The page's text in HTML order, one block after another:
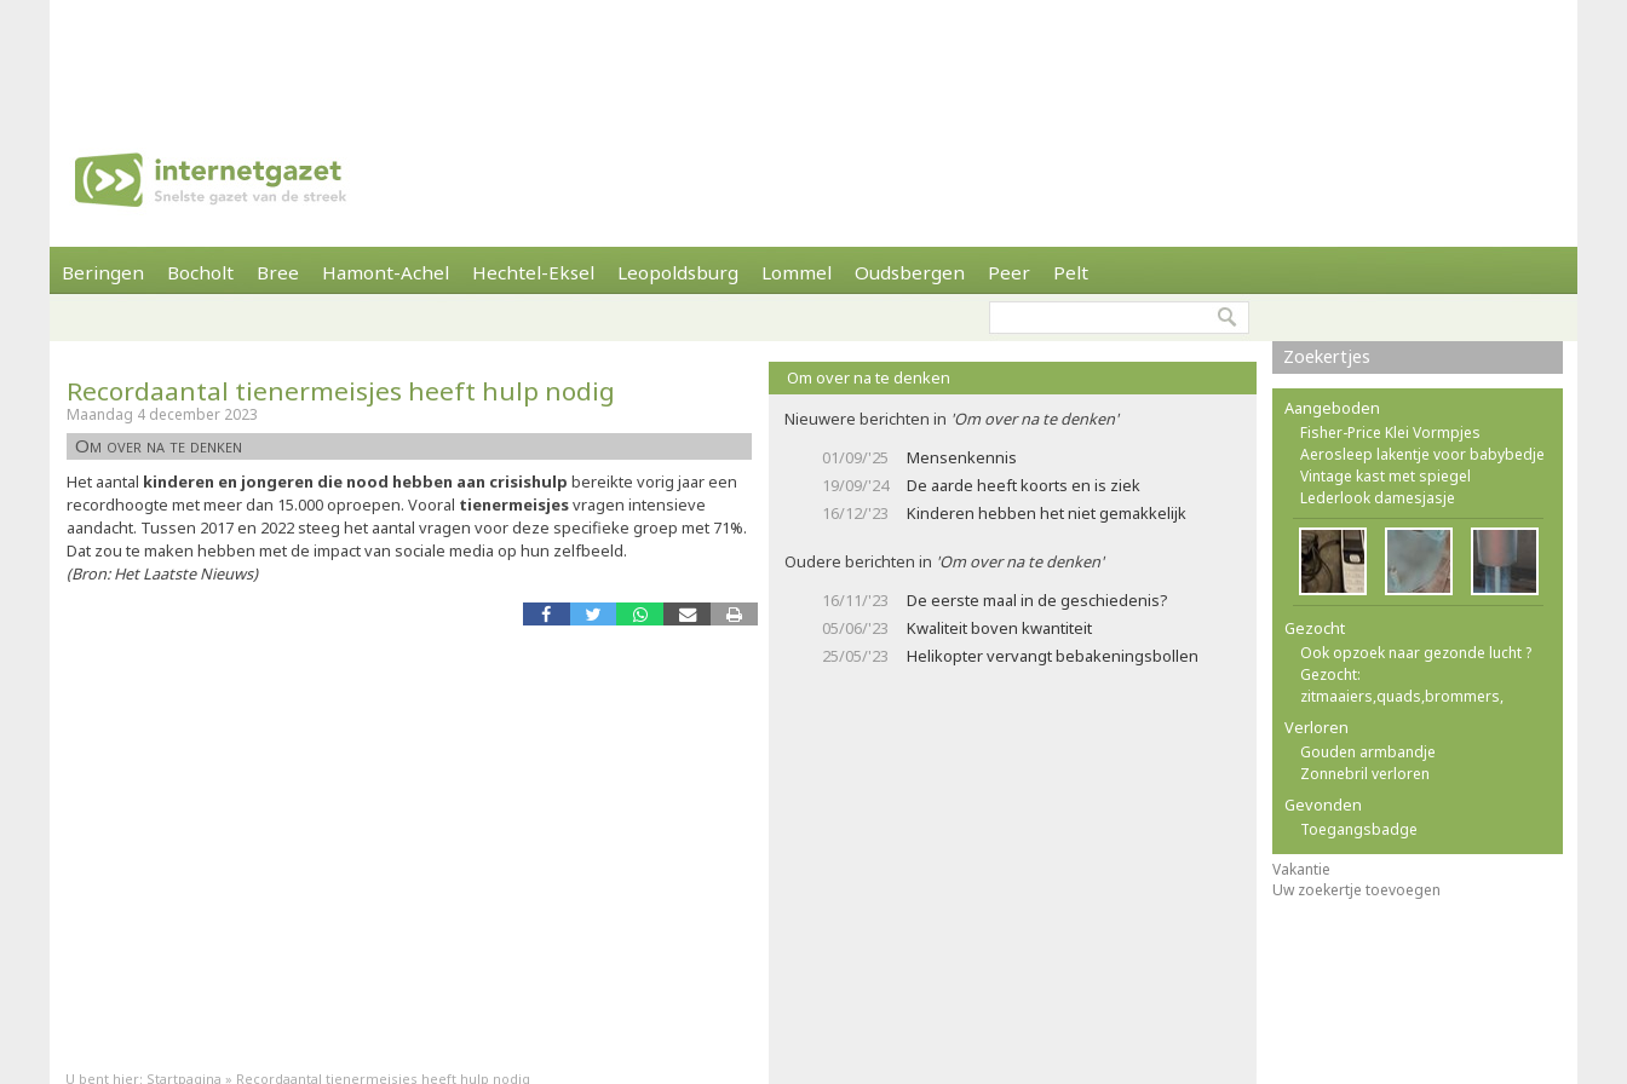
Beringen Bocholt Bree Hamont-Achel Hechtel-Eksel Leopoldsburg Lommel Oudsbergen Peer Pelt
Recordaantal tienermeisjes heeft hulp nodig
Maandag 4 december 2023
Om over na te denken
Het aantal kinderen en jongeren die nood hebben aan crisishulp bereikte vorig jaar een
recordhoogte met meer dan 15.000 oproepen. Vooral tienermeisjesvragen intensieve
aandacht. Tussen 2017 en 2022 steeg het aantal vragen voor deze specifieke groep met 71%.
Dat zou te maken hebben met de impact van sociale media op hun zelfbeeld.
(Bron: Het Laatste Nieuws)
Om over na te denken
Nieuwere berichten in 'Om over na te denken'
01/09/'25
Mensenkennis
19/09/'24
De aarde heeft koorts en is ziek
16/12/'23
Kinderen hebben het niet gemakkelijk
Oudere berichten in 'Om over na te denken'
16/11/'23
De eerste maal in de geschiedenis?
05/06/'23
Kwaliteit boven kwantiteit
25/05/'23
Helikopter vervangt bebakeningsbollen
Zoekertjes
Aangeboden
Fisher-Price Klei Vormpjes
Aerosleep lakentje voor babybedje
Vintage kast met spiegel
Lederlook damesjasje
Gezocht
Ook opzoek naar gezonde lucht ?
Gezocht:
zitmaaiers,quads,brommers,
Verloren
Gouden armbandje
Zonnebril verloren
Gevonden
Toegangsbadge
Vakantie
Uw zoekertje toevoegen
U bent hier: Startpagina » Recordaantal tienermeisjes heeft hulp nodig